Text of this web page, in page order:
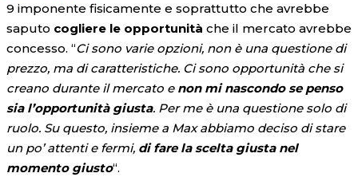
9 imponente fisicamente e soprattutto che avrebbe
saputo cogliere le opportunità che il mercato avrebbe
concesso. “Ci sono varie opzioni, non è una questione di
prezzo, ma di caratteristiche. Ci sono opportunità che si
creano durante il mercato e non mi nascondo se penso
sia l’opportunità giusta. Per me è una questione solo di
ruolo. Su questo, insieme a Max abbiamo deciso di stare
un po’ attenti e fermi, di fare la scelta giusta nel
momento giusto“.